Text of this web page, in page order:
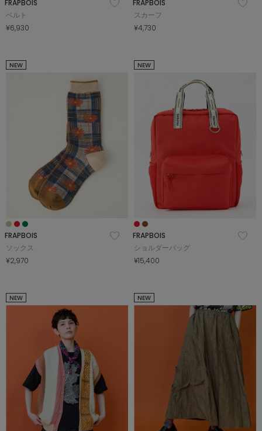
FRAPBOIS
ベルト
¥6,930
FRAPBOIS
スカーフ
¥4,730
NEW
FRAPBOIS
ソックス
¥2,970
NEW
FRAPBOIS
ショルダーバッグ
¥15,400
NEW NEW